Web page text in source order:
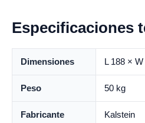
Especificaciones
Dimensiones L 188 ×
Peso 50 kg
Fabricante Kalstein